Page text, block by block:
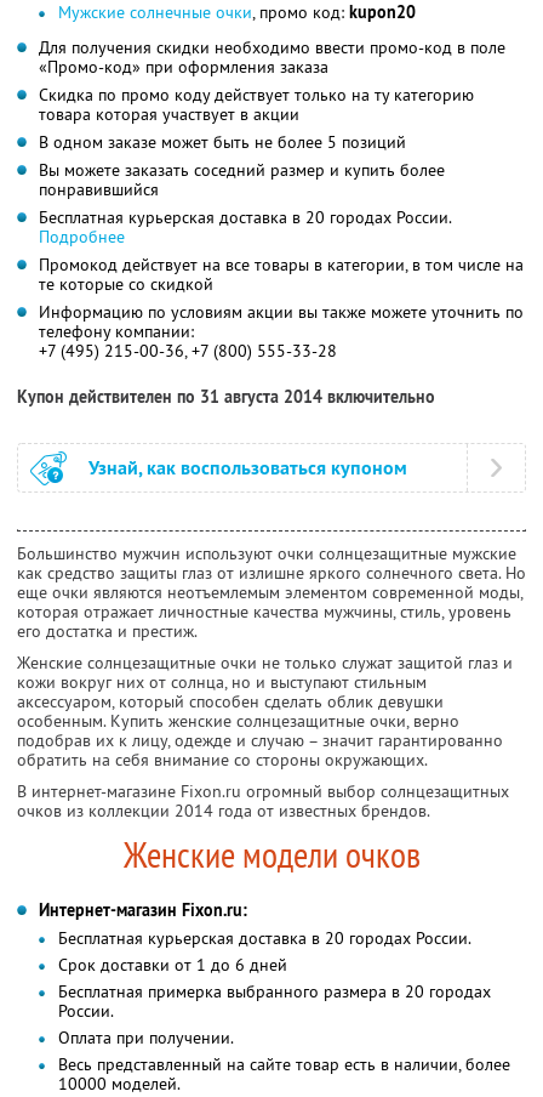
Мужские солнечные очки, промо код: kupon20
Для получения скидки необходимо ввести промо-код в поле
«Промо-код» при оформления заказа
Скидка по промо коду действует только на ту категорию
товара которая участвует в акции
В одном заказе может быть не более 5 позиций
Вы можете заказать соседний размер и купить более
понравившийся
Бесплатная курьерская доставка в 20 городах России.
Подробнее
Промокод действует на все товары в категории, в том числе на
те которые со скидкой
Информацию по условиям акции вы также можете уточнить по
телефону компании:
+7 (495) 215-00-36, +7 (800) 555-33-28
Купон действителен по 31 августа 2014 включительно
Узнай, как воспользоваться купоном
Большинство мужчин используют очки солнцезащитные мужские
как средство защиты глаз от излишне яркого солнечного света. Но
еще очки являются неотъемлемым элементом современной моды,
которая отражает личностные качества мужчины, стиль, уровень
его достатка и престиж.
Женские солнцезащитные очки не только служат защитой глаз и
кожи вокруг них от солнца, но и выступают стильным
аксессуаром, который способен сделать облик девушки
особенным. Купить женские солнцезащитные очки, верно
подобрав их к лицу, одежде и случаю – значит гарантированно
обратить на себя внимание со стороны окружающих.
В интернет-магазине Fixon.ru огромный выбор солнцезащитных
очков из коллекции 2014 года от известных брендов.
Женские модели очков
Интернет-магазин Fixon.ru:
Бесплатная курьерская доставка в 20 городах России.
Срок доставки от 1 до 6 дней
Бесплатная примерка выбранного размера в 20 городах
России.
Оплата при получении.
Весь представленный на сайте товар есть в наличии, более
10000 моделей.